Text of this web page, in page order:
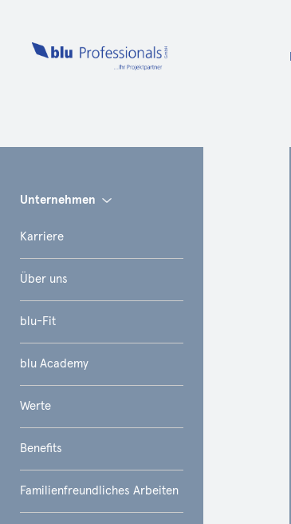
Unternehmen
Karriere
Über uns
blu-Fit
blu Academy
Werte
Benefits
Familienfreundliches Arbeiten